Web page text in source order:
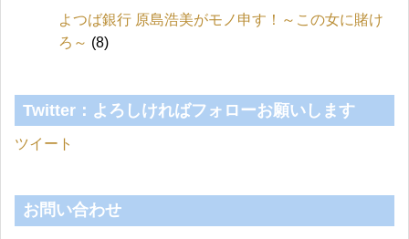
よつば銀行 原島浩美がモノ申す！～この女に賭け
ろ～ (8)
Twitter：よろしければフォローお願いします
ツイート
お問い合わせ